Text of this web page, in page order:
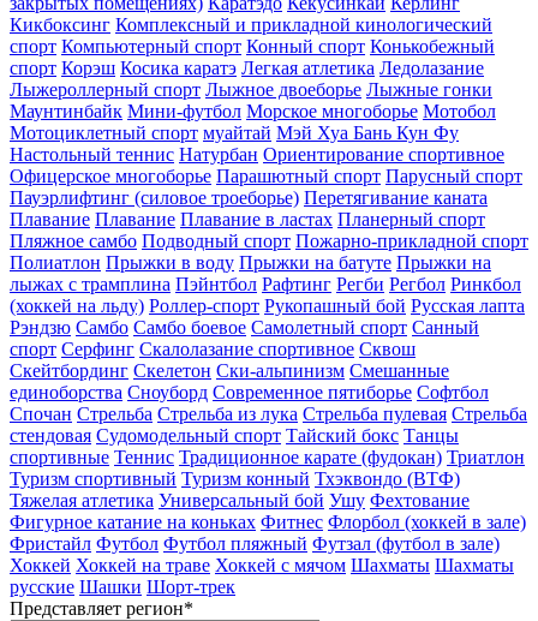
Кикбоксинг Комплексный и прикладной кинологический
спорт Компьютерный спорт Конный спорт Конькобежный
спорт Корэш Косика каратэ Легкая атлетика Ледолазание
Лыжероллерный спорт Лыжное двоеборье Лыжные гонки
Маунтинбайк Мини-футбол Морское многоборье Мотобол
Мотоциклетный спорт муайтай Мэй Хуа Бань Кун Фу
Настольный теннис Натурбан Ориентирование cпортивное
Офицерское многоборье Парашютный спорт Парусный спорт
Пауэрлифтинг (силовое троеборье) Перетягивание каната
Плавание Плавание Плавание в ластах Планерный спорт
Пляжное самбо Подводный спорт Пожарно-прикладной спорт
Полиатлон Прыжки в воду Прыжки на батуте Прыжки на
лыжах с трамплина Пэйнтбол Рафтинг Регби Регбол Ринкбол
(хоккей на льду) Роллер-спорт Рукопашный бой Русская лапта
Рэндзю Самбо Самбо боевое Самолетный спорт Санный
спорт Серфинг Скалолазание спортивное Сквош
Скейтбординг Скелетон Ски-альпинизм Смешанные
единоборства Сноуборд Современное пятиборье Софтбол
Спочан Стрельба Стрельба из лука Стрельба пулевая Стрельба
стендовая Судомодельный спорт Тайский бокс Танцы
спортивные Теннис Традиционное карате (фудокан) Триатлон
Туризм cпортивный Туризм конный Тхэквондо (ВТФ)
Тяжелая атлетика Универсальный бой Ушу Фехтование
Фигурное катание на коньках Фитнес Флорбол (хоккей в зале)
Фристайл Футбол Футбол пляжный Футзал (футбол в зале)
Хоккей Хоккей на траве Хоккей с мячом Шахматы Шахматы
русские Шашки Шорт-трек
Представляет регион*